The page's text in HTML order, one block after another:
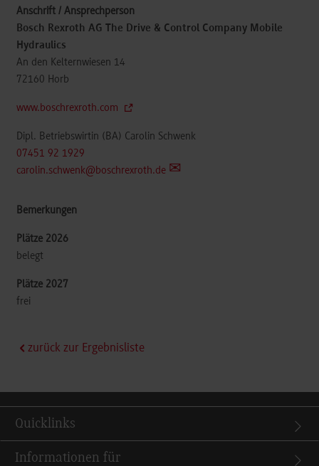
Bosch Rexroth AG The Drive & Control Company Mobile
Hydraulics
An den Kelternwiesen 14
72160 Horb
www.boschrexroth.com
Dipl. Betriebswirtin (BA) Carolin Schwenk
07451 92 1929
carolin.schwenk@boschrexroth.de
belegt
frei
zurück zur Ergebnisliste
Quicklinks
Informationen für